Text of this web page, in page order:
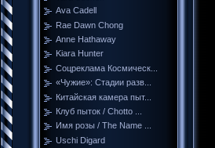
Ava Cadell
Rae Dawn Chong
Anne Hathaway
Kiara Hunter
Соцреклама Космическ...
«Чужие»: Стадии разв...
Китайская камера пыт...
Клуб пыток / Chotto ...
Имя розы / The Name ...
Uschi Digard